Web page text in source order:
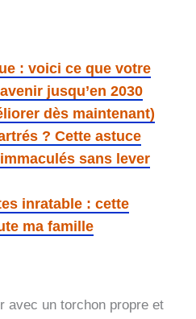
: voici ce que votre
jusqu’en 2030
dès maintenant)
? Cette astuce
sans lever
inratable : cette
ma famille
avec un torchon propre et